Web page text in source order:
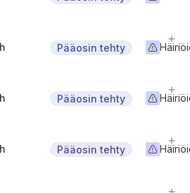
Pääosin tehty
Pääosin tehty
Pääosin tehty